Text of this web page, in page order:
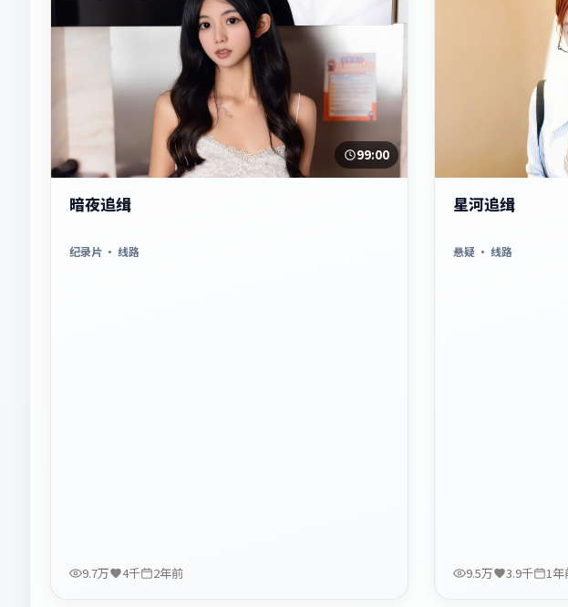
99:00
暗夜追缉
纪录片· 线路
9.7万 4千 2年前
星河追缉
悬疑· 线路
9.5万 3.9千 1年